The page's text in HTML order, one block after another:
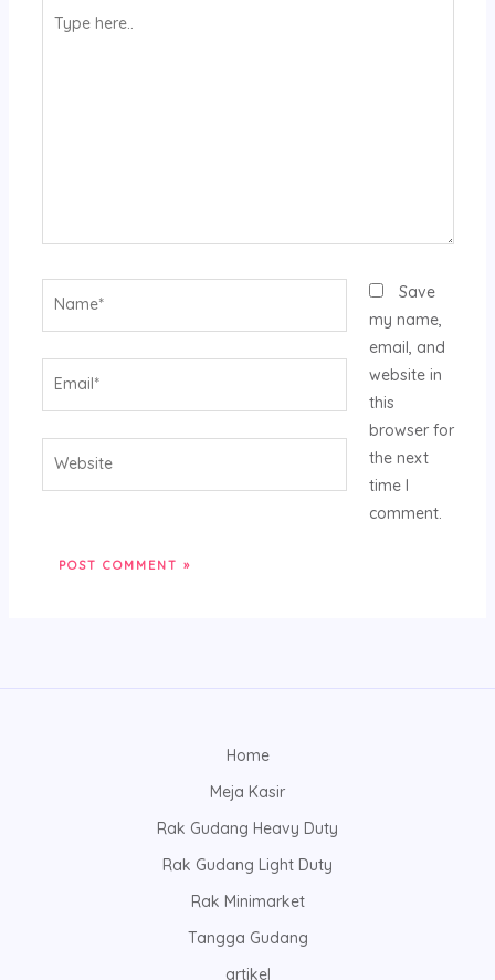
here..
Save
my name,
email, and
website in
this
browser for
the next
time I
comment.
Home
Meja Kasir
Rak Gudang Heavy Duty
Rak Gudang Light Duty
Rak Minimarket
Tangga Gudang
artikel